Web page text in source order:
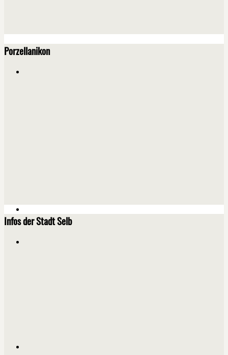
Porzellanikon
Infos der Stadt Selb